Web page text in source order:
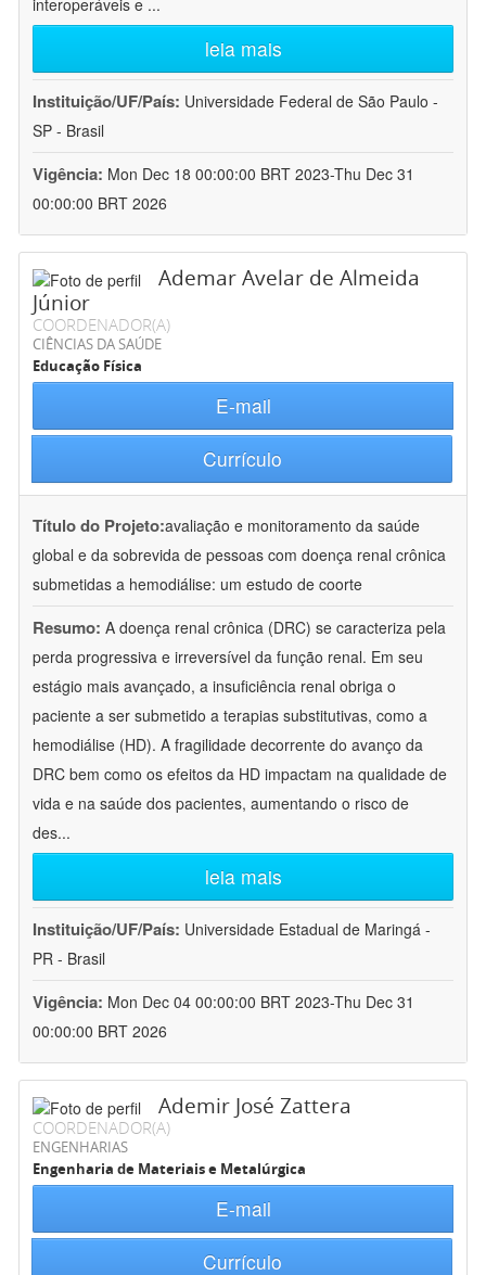
interoperáveis e ...
leia mais
Instituição/UF/País: Universidade Federal de São Paulo -
SP - Brasil
Vigência: Mon Dec 18 00:00:00 BRT 2023-Thu Dec 31
00:00:00 BRT 2026
Ademar Avelar de Almeida
Júnior
COORDENADOR(A)
CIÊNCIAS DA SAÚDE
Educação Física
E-mail
Currículo
Título do Projeto:avaliação e monitoramento da saúde
global e da sobrevida de pessoas com doença renal crônica
submetidas a hemodiálise: um estudo de coorte
Resumo: A doença renal crônica (DRC) se caracteriza pela
perda progressiva e irreversível da função renal. Em seu
estágio mais avançado, a insuficiência renal obriga o
paciente a ser submetido a terapias substitutivas, como a
hemodiálise (HD). A fragilidade decorrente do avanço da
DRC bem como os efeitos da HD impactam na qualidade de
vida e na saúde dos pacientes, aumentando o risco de
des...
leia mais
Instituição/UF/País: Universidade Estadual de Maringá -
PR - Brasil
Vigência: Mon Dec 04 00:00:00 BRT 2023-Thu Dec 31
00:00:00 BRT 2026
Ademir José Zattera
COORDENADOR(A)
ENGENHARIAS
Engenharia de Materiais e Metalúrgica
E-mail
Currículo